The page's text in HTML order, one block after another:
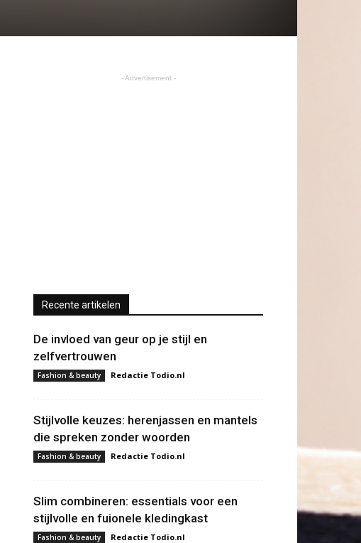
- Advertisement -
Recente artikelen
De invloed van geur op je stijl en
zelfvertrouwen
Fashion & beauty Redactie Todio.nl
Stijlvolle keuzes: herenjassen en mantels
die spreken zonder woorden
Fashion & beauty Redactie Todio.nl
Slim combineren: essentials voor een
stijlvolle en fuionele kledingkast
Fashion & beauty Redactie Todio.nl